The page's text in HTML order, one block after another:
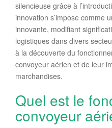
silencieuse grâce à
innovation s’impose comme
innovante, modifiant
logistiques dans divers
à la découverte du
convoyeur aérien et de leur
marchandises.
Quel est le
convoyeur